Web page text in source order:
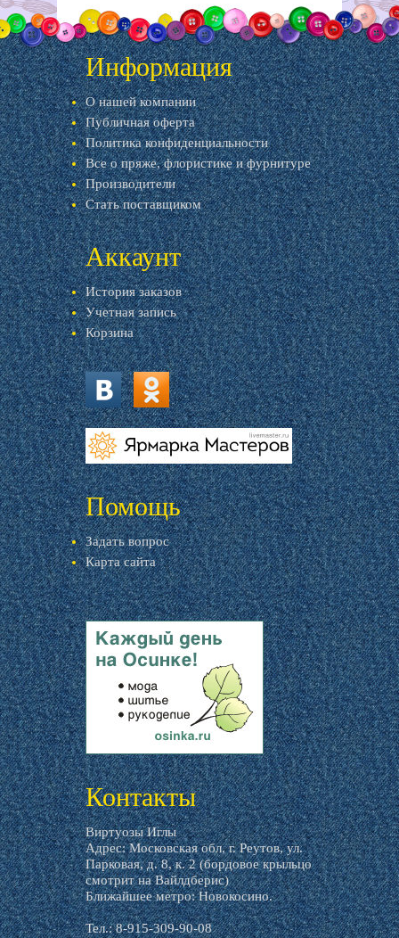
Информация
О нашей компании
Публичная оферта
Политика конфиденциальности
Все о пряже, флористике и фурнитуре
Производители
Стать поставщиком
Аккаунт
История заказов
Учетная запись
Корзина
vk.com ok.ru
livemaster.ru
Помощь
Задать вопрос
Карта сайта
livemaster.ru
Контакты
Виртуозы Иглы
Адрес: Московская обл, г. Реутов, ул.
Парковая, д. 8, к. 2 (бордовое крыльцо
смотрит на Вайлдберис)
Ближайшее метро: Новокосино.
Тел.: 8-915-309-90-08